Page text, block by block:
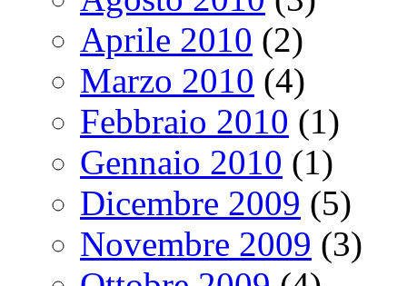
Aprile 2010 (2)
Marzo 2010 (4)
Febbraio 2010 (1)
Gennaio 2010 (1)
Dicembre 2009 (5)
Novembre 2009 (3)